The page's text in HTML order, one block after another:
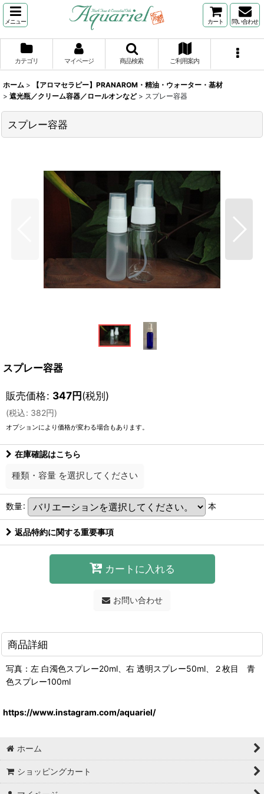
メニュー カート 問い合わせ
カテゴリ マイページ 商品検索 ご利用案内
ホーム >
【アロマセラピー】PRANAROM・精油・ウォーター・基材
> 遮光瓶／クリーム容器／ロールオンなど > スプレー容器
スプレー容器
スプレー容器
販売価格: 347円(税別)
(税込: 382円)
オプションにより価格が変わる場合もあります。
在庫確認はこちら
種類・容量 を選択してください
数量: 本
返品特約に関する重要事項
カートに入れる
お問い合わせ
商品詳細
写真：左 白濁色スプレー20ml、右 透明スプレー50ml、２枚目 青
色スプレー100ml
https://www.instagram.com/aquariel/
ホーム
ショッピングカート